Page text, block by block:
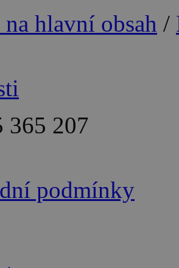
hlavní obsah /
365 207
podmínky